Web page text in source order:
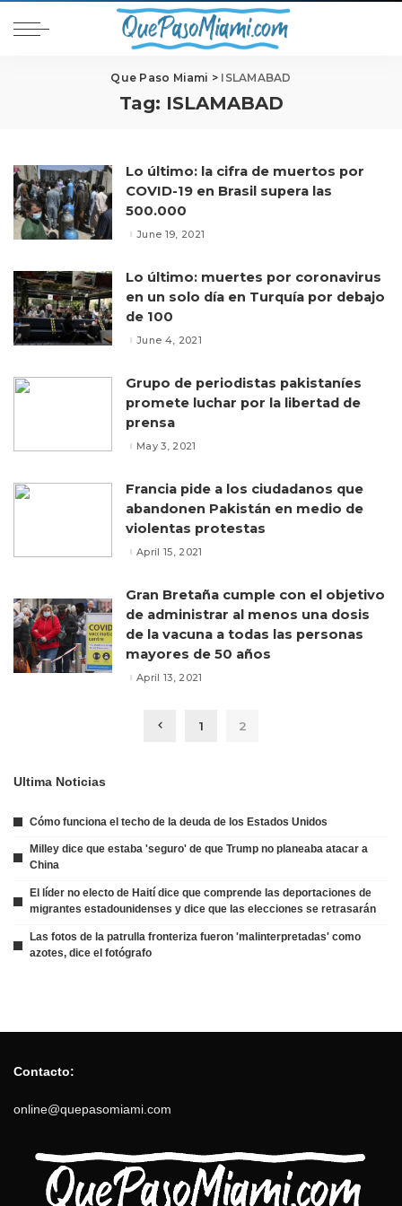
Que Paso Miami > ISLAMABAD
Tag: ISLAMABAD
Lo último: la cifra de muertos por
COVID-19 en Brasil supera las
500.000
June 19, 2021
Lo último: muertes por coronavirus
en un solo día en Turquía por debajo
de 100
June 4, 2021
Grupo de periodistas pakistaníes
promete luchar por la libertad de
prensa
May 3, 2021
Francia pide a los ciudadanos que
abandonen Pakistán en medio de
violentas protestas
April 15, 2021
Gran Bretaña cumple con el objetivo
de administrar al menos una dosis
de la vacuna a todas las personas
mayores de 50 años
April 13, 2021
1 2
Ultima Noticias
Cómo funciona el techo de la deuda de los Estados Unidos
Milley dice que estaba 'seguro' de que Trump no planeaba atacar a
China
El líder no electo de Haití dice que comprende las deportaciones de
migrantes estadounidenses y dice que las elecciones se retrasarán
Las fotos de la patrulla fronteriza fueron 'malinterpretadas' como
azotes, dice el fotógrafo
Contacto:
online@quepasomiami.com